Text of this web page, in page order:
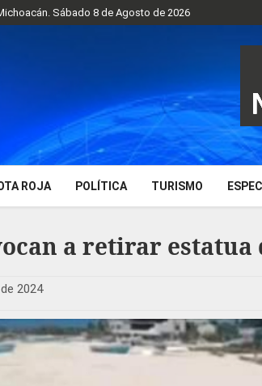
Sábado 8 de Agosto de 2026
ROJA POLÍTICA TURISMO
a retirar estatua
2024